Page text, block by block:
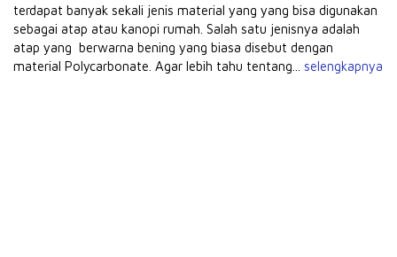
terdapat banyak sekali jenis material yang yang bisa digunakan
sebagai atap atau kanopi rumah. Salah satu jenisnya adalah
atap yang berwarna bening yang biasa disebut dengan
material Polycarbonate. Agar lebih tahu tentang... selengkapnya